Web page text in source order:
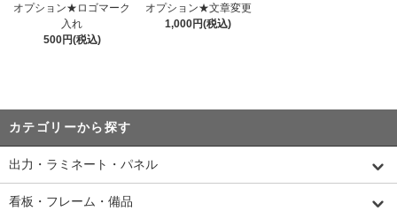
オプション★ロゴマーク
入れ
500円(税込)
オプション★文章変更
1,000円(税込)
カテゴリーから探す
出力・ラミネート・パネル
看板・フレーム・備品